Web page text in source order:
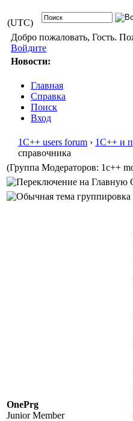
(UTC)
Добро пожаловать, Гость.
Войдите
Новости:
Главная
Справка
Поиск
Вход
1С++ users forum › 1С++ и
справочника
(Группа Модераторов: 1c++
группировка
OnePrg
Junior Member